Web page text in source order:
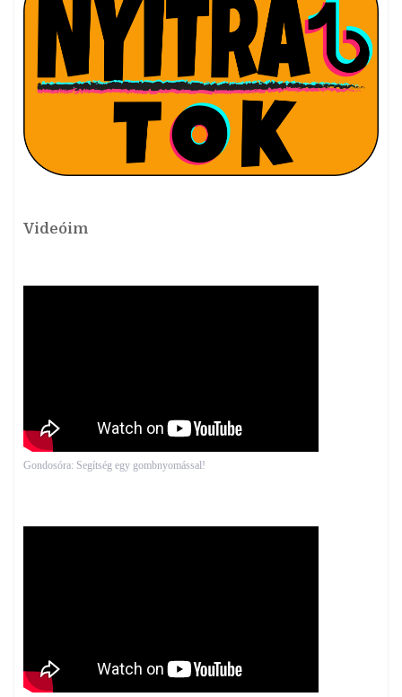
Videóim
Gondosóra: Segítség egy gombnyomással!